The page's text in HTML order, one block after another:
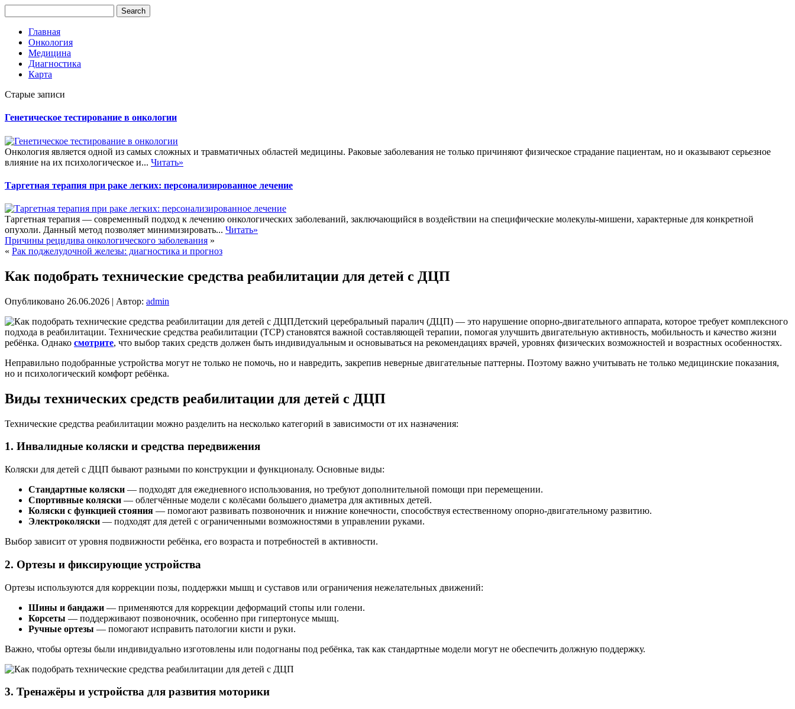
Главная
Онкология
Медицина
Диагностика
Карта
Старые записи
Генетическое тестирование в онкологии
Онкология является одной из самых сложных и травматичных областей медицины. Раковые заболевания не только причиняют физическое страдание пациентам, но и оказывают серьезное
влияние на их психологическое и... Читать»
Таргетная терапия при раке легких: персонализированное лечение
Таргетная терапия — современный подход к лечению онкологических заболеваний, заключающийся в воздействии на специфические молекулы-мишени, характерные для конкретной
опухоли. Данный метод позволяет минимизировать... Читать»
Причины рецидива онкологического заболевания »
« Рак поджелудочной железы: диагностика и прогноз
Как подобрать технические средства реабилитации для детей с ДЦП
Опубликовано 26.06.2026 | Автор: admin
Детский церебральный паралич (ДЦП) — это нарушение опорно-двигательного аппарата, которое требует комплексного
подхода в реабилитации. Технические средства реабилитации (ТСР) становятся важной составляющей терапии, помогая улучшить двигательную активность, мобильность и качество жизни
ребёнка. Однако смотрите, что выбор таких средств должен быть индивидуальным и основываться на рекомендациях врачей, уровнях физических возможностей и возрастных особенностях.
Неправильно подобранные устройства могут не только не помочь, но и навредить, закрепив неверные двигательные паттерны. Поэтому важно учитывать не только медицинские показания,
но и психологический комфорт ребёнка.
Виды технических средств реабилитации для детей с ДЦП
Технические средства реабилитации можно разделить на несколько категорий в зависимости от их назначения:
1. Инвалидные коляски и средства передвижения
Коляски для детей с ДЦП бывают разными по конструкции и функционалу. Основные виды:
Стандартные коляски — подходят для ежедневного использования, но требуют дополнительной помощи при перемещении.
Спортивные коляски — облегчённые модели с колёсами большего диаметра для активных детей.
Коляски с функцией стояния — помогают развивать позвоночник и нижние конечности, способствуя естественному опорно-двигательному развитию.
Электроколяски — подходят для детей с ограниченными возможностями в управлении руками.
Выбор зависит от уровня подвижности ребёнка, его возраста и потребностей в активности.
2. Ортезы и фиксирующие устройства
Ортезы используются для коррекции позы, поддержки мышц и суставов или ограничения нежелательных движений:
Шины и бандажи — применяются для коррекции деформаций стопы или голени.
Корсеты — поддерживают позвоночник, особенно при гипертонусе мышц.
Ручные ортезы — помогают исправить патологии кисти и руки.
Важно, чтобы ортезы были индивидуально изготовлены или подогнаны под ребёнка, так как стандартные модели могут не обеспечить должную поддержку.
3. Тренажёры и устройства для развития моторики